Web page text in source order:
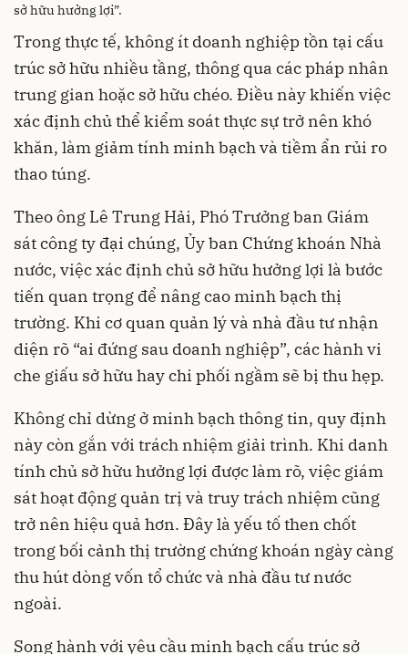
sở hữu hưởng lợi”.
Trong thực tế, không ít doanh nghiệp tồn tại cấu
trúc sở hữu nhiều tầng, thông qua các pháp nhân
trung gian hoặc sở hữu chéo. Điều này khiến việc
xác định chủ thể kiểm soát thực sự trở nên khó
khăn, làm giảm tính minh bạch và tiềm ẩn rủi ro
thao túng.
Theo ông Lê Trung Hải, Phó Trưởng ban Giám
sát công ty đại chúng, Ủy ban Chứng khoán Nhà
nước, việc xác định chủ sở hữu hưởng lợi là bước
tiến quan trọng để nâng cao minh bạch thị
trường. Khi cơ quan quản lý và nhà đầu tư nhận
diện rõ “ai đứng sau doanh nghiệp”, các hành vi
che giấu sở hữu hay chi phối ngầm sẽ bị thu hẹp.
Không chỉ dừng ở minh bạch thông tin, quy định
này còn gắn với trách nhiệm giải trình. Khi danh
tính chủ sở hữu hưởng lợi được làm rõ, việc giám
sát hoạt động quản trị và truy trách nhiệm cũng
trở nên hiệu quả hơn. Đây là yếu tố then chốt
trong bối cảnh thị trường chứng khoán ngày càng
thu hút dòng vốn tổ chức và nhà đầu tư nước
ngoài.
Song hành với yêu cầu minh bạch cấu trúc sở